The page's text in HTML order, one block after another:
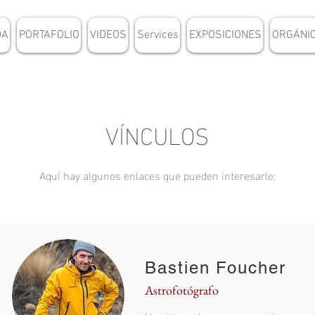
PORTAFOLIO VIDEOS Services EXPOSICIONES
VÍNCULOS
Aquí hay algunos enlaces que pueden interesarle:
Astrofotógrafo
Bastien Foucher